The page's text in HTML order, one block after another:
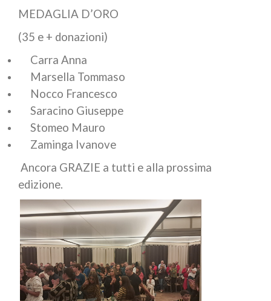
MEDAGLIA D’ORO
(35 e + donazioni)
Carra Anna
Marsella Tommaso
Nocco Francesco
Saracino Giuseppe
Stomeo Mauro
Zaminga Ivanove
Ancora GRAZIE a tutti e alla prossima
edizione.